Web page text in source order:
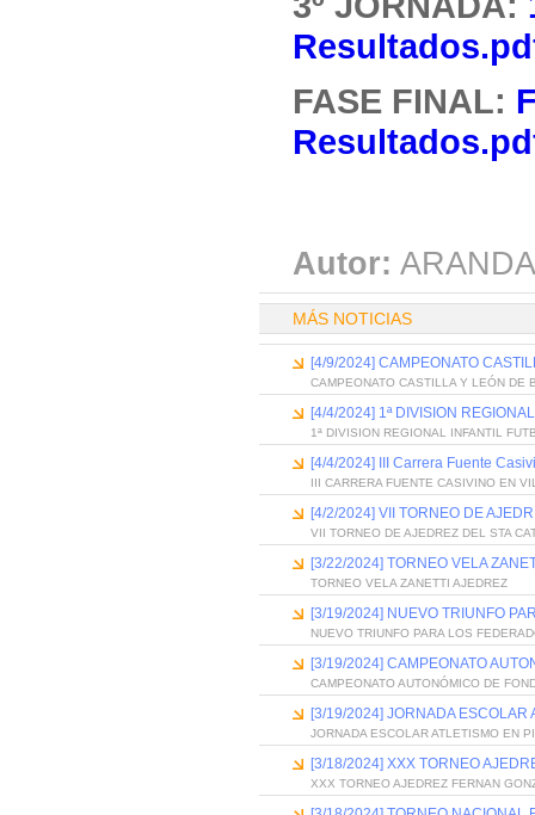
FASE FINAL:
Autor:
MÁS NOTICIAS
[4/9/2024] CAMPEONATO
CAMPEONATO CASTILLA Y LEÓN DE
[4/4/2024] 1ª DIVISION
1ª DIVISION REGIONAL INFANTIL
[4/4/2024] III Carrera Fuente
III CARRERA FUENTE CASIVINO EN
[4/2/2024] VII TORNEO DE
VII TORNEO DE AJEDREZ DEL STA
[3/22/2024] TORNEO VELA
TORNEO VELA ZANETTI AJEDREZ
[3/19/2024] NUEVO TRIUNFO
NUEVO TRIUNFO PARA LOS
[3/19/2024] CAMPEONATO
CAMPEONATO AUTONÓMICO DE
[3/19/2024] JORNADA ESCOLAR
JORNADA ESCOLAR ATLETISMO EN
[3/18/2024] XXX TORNEO
XXX TORNEO AJEDREZ FERNAN